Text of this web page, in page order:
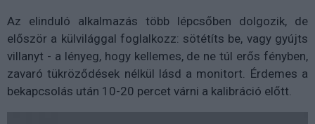
Az elinduló alkalmazás több lépcsőben dolgozik, de
először a külvilággal foglalkozz: sötétíts be, vagy gyújts
villanyt - a lényeg, hogy kellemes, de ne túl erős fényben,
zavaró tükröződések nélkül lásd a monitort. Érdemes a
bekapcsolás után 10-20 percet várni a kalibráció előtt.